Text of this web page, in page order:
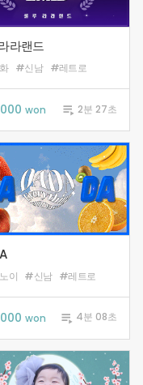
라랜드
#신남 #레트로
won 2분 27초
이 #신남 #레트로
won  4분 08초